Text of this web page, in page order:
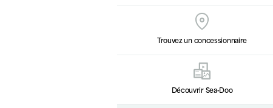
Trouvez un concessionnaire
Découvrir Sea‑Doo